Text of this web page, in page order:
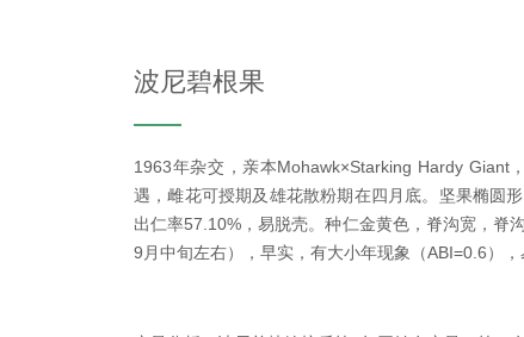
波尼碧根果
1963年杂交，亲本Mohawk×Starking Hardy Giant
遇，雌花可授期及雄花散粉期在四月底。坚果椭圆
出仁率57.10%，易脱壳。种仁金黄色，脊沟宽，脊
9月中旬左右），早实，有大小年现象（ABI=0.6），